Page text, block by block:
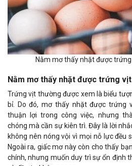
Nằm mơ thấy nhặt được
Nằm mơ thấy nhặt được trứng vịt
Trứng vịt thường được xem là biểu
bỉ. Do đó, mơ thấy nhặt được trứng
thuận lợi trong công việc, nhưng
chóng mà cần sự kiên trì. Đây là lời
không nên nóng vội vì mọi nỗ lực đều
Ngoài ra, giấc mơ này còn cho thấy
chính, nhưng muốn duy trì sự ổn định